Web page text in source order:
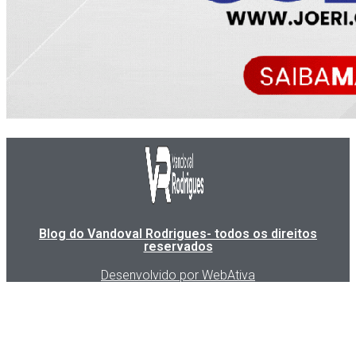
Blog do Vandoval Rodrigues- todos os direitos
reservados
Desenvolvido por WebAtiva